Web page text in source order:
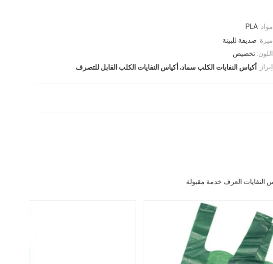
مواد: PLA
ميزة: صديقة للبيئة
اللون: تخصيص
إبراز: أكياس النفايات الكلب سماد, أكياس النفايات الكلب القابل للتصرف